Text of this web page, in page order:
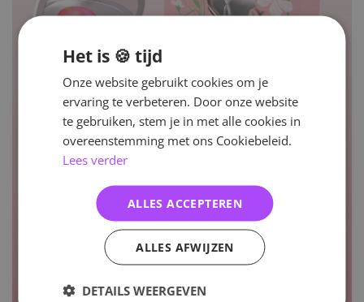
Het is 🍪 tijd
Onze website gebruikt cookies om je
ervaring te verbeteren. Door onze website
te gebruiken, stem je in met alle cookies in
overeenstemming met ons Cookiebeleid.
Lees verder
ALLES ACCEPTEREN
ALLES AFWIJZEN
DETAILS WEERGEVEN